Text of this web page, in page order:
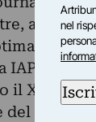
alla
e con
IAPh
il XII
Master
nel